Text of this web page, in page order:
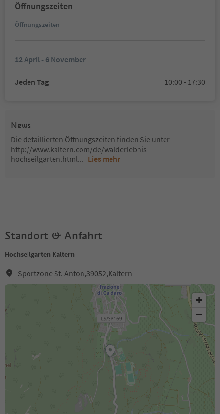
Öffnungszeiten
Öffnungszeiten
12 April - 6 November
Jeden Tag 10:00 - 17:30
News
Die detaillierten Öffnungszeiten finden Sie unter
http://www.kaltern.com/de/walderlebnis-
hochseilgarten.html... Lies mehr
Standort & Anfahrt
Hochseilgarten Kaltern
Sportzone St. Anton,39052,Kaltern
+
−